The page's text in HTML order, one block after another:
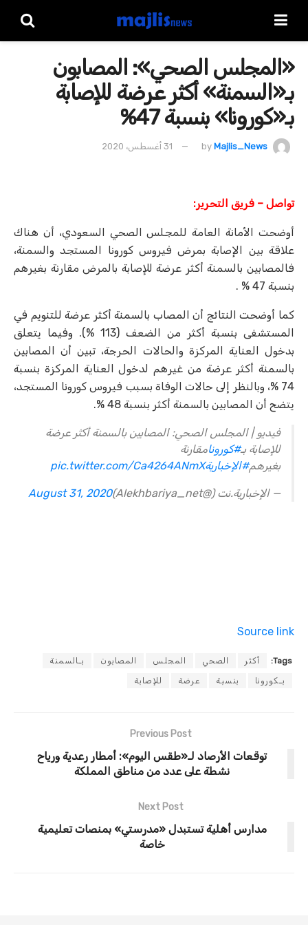
«المجلس الصحي»: المصابون
بـ«السمنة» أكثر عرضة للإصابة
بـ«كورونا» بنسبة 47%
by Majlis_News 31 أغسطس، 2020
تواصل – فريق التحرير:
أوضحت الأمانة العامة للمجلس الصحي السعودي، أن هناك
علاقة بين الإصابة بمرض فيروس كورونا المستجد والسمنة،
فالمصابين بالسمنة أكثر عرضة للإصابة بالمرض مقارنة بغيرهم
بنسبة 47 % .
كما أوضحت النتائج أن المصاب بالسمنة أكثر عرضة للتنويم في
المستشفى بنسبة أكثر من الضعف (113 %). وفيما يتعلق
بدخول العناية المركزة والحالات الحرجة، تبين أن المصابين
بالسمنة أكثر عرضة من غيرهم لدخول العناية المركزة بنسبة
74 %، وبالنظر إلى حالات الوفاة بسبب فيروس كورونا المستجد،
يتضح أن المصابين بالسمنة أكثر بنسبة 48 %.
فيديو | المجلس الصحي: المصابين بالسمنة أكثر عرضة
للإصابة بـ#كورونامقارنة
بغيرهم#الإخباريةpic.twitter.com/Ca4264ANmX
— الإخبارية.نت (@Alekhbariya_net) August 31, 2020
Source link
Tags: أكثر الصحي المجلس المصابون بـالسمنة
بـكورونا بنسبة عرضة للإصابة
Previous Post
توقعات الأرصاد لـ«طقس اليوم»: أمطار رعدية ورياح
نشطة على عدد من مناطق المملكة
Next Post
مدارس أهلية تستبدل «مدرستي» بمنصات تعليمية
خاصة